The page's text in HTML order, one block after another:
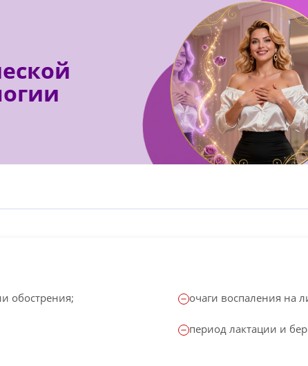
обострения; очаги воспаления на
период лактации и